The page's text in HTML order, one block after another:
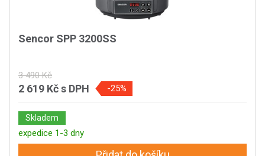
Sencor SPP 3200SS
3 490 Kč
2 619 Kčs DPH -25%
Skladem
expedice 1-3 dny